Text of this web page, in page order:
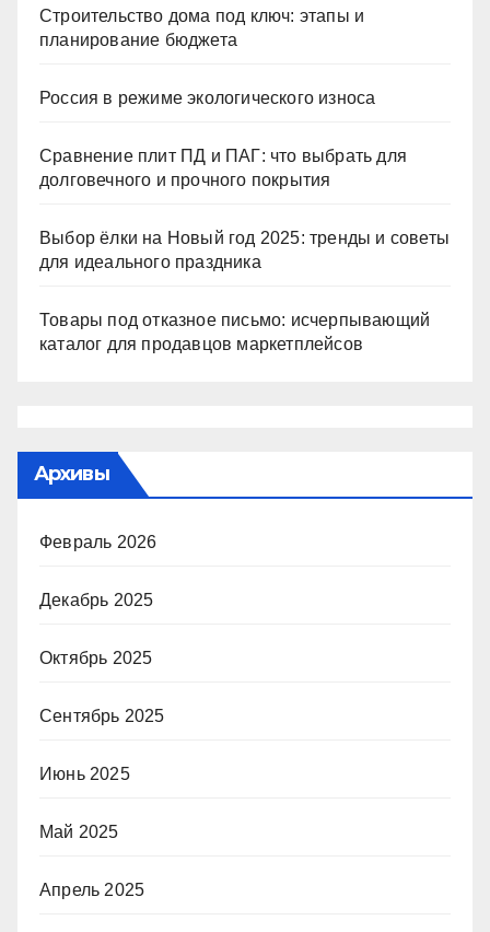
Строительство дома под ключ: этапы и
планирование бюджета
Россия в режиме экологического износа
Сравнение плит ПД и ПАГ: что выбрать для
долговечного и прочного покрытия
Выбор ёлки на Новый год 2025: тренды и советы
для идеального праздника
Товары под отказное письмо: исчерпывающий
каталог для продавцов маркетплейсов
Архивы
Февраль 2026
Декабрь 2025
Октябрь 2025
Сентябрь 2025
Июнь 2025
Май 2025
Апрель 2025